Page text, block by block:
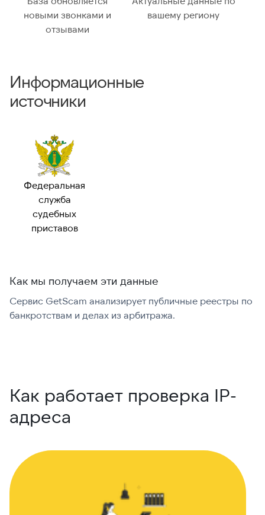
новыми звонками и
отзывами
вашему региону
Информационные
источники
Федеральная
служба
судебных
приставов
Как мы получаем эти данные
Сервис GetScam анализирует публичные реестры по
банкротствам и делах из арбитража.
Как работает проверка IP-
адреса